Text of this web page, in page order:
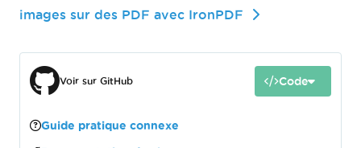
images sur des PDF avec IronPDF
Voir sur GitHub Code
Guide pratique connexe